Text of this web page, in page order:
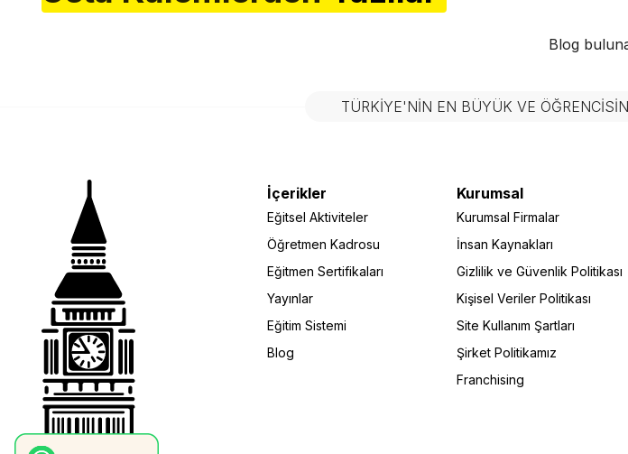
Blog
TÜRKIYE'NIN EN BÜYÜK VE
İçerikler
Eğitsel Aktiviteler
Öğretmen Kadrosu
Eğitmen Sertifikaları
Yayınlar
Eğitim Sistemi
Blog
Kurumsal
Kurumsal Firmalar
İnsan Kaynakları
Gizlilik ve Güvenlik Politikası
Kişisel Veriler Politikası
Site Kullanım Şartları
Şirket Politikamız
Franchising